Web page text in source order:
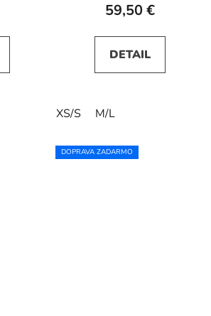
59,50 €
DETAIL
XS/S M/L
DOPRAVA ZADARMO